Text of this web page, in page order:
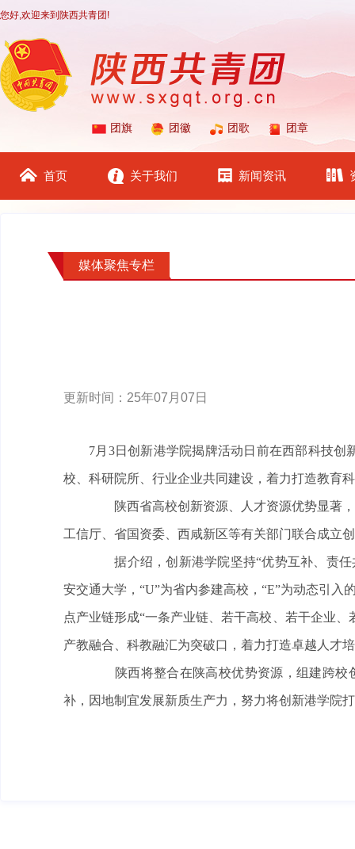
您好,欢迎来到陕西共青团!
团旗 团徽 团歌 团章
首页 关于我们 新闻资讯
媒体聚焦专栏
更新时间：25年07月07日
7月3日创新港学院揭牌活动日前在西部科技
校、科研院所、行业企业共同建设，着力打造教育
陕西省高校创新资源、人才资源优势显著，
工信厅、省国资委、西咸新区等有关部门联合成立
据介绍，创新港学院坚持“优势互补、责任
安交通大学，“U”为省内参建高校，“E”为动态引
点产业链形成“一条产业链、若干高校、若干企业
产教融合、科教融汇为突破口，着力打造卓越人才
陕西将整合在陕高校优势资源，组建跨校
补，因地制宜发展新质生产力，努力将创新港学院